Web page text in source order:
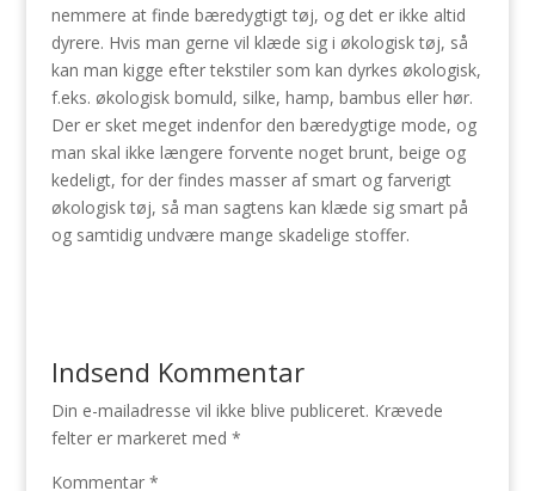
nemmere at finde bæredygtigt tøj, og det er ikke altid
dyrere. Hvis man gerne vil klæde sig i økologisk tøj, så
kan man kigge efter tekstiler som kan dyrkes økologisk,
f.eks. økologisk bomuld, silke, hamp, bambus eller hør.
Der er sket meget indenfor den bæredygtige mode, og
man skal ikke længere forvente noget brunt, beige og
kedeligt, for der findes masser af smart og farverigt
økologisk tøj, så man sagtens kan klæde sig smart på
og samtidig undvære mange skadelige stoffer.
Indsend Kommentar
Din e-mailadresse vil ikke blive publiceret. Krævede
felter er markeret med *
Kommentar *